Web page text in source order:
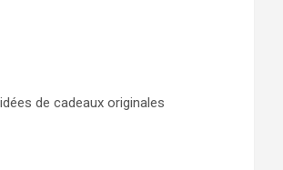
de cadeaux originales